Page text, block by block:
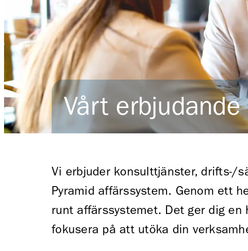
Vårt
Vi erbjuder konsulttjänster, drifts-/
Pyramid affärssystem. Genom ett
runt affärssystemet. Det ger dig
fokusera på att utöka din